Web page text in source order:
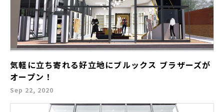
気軽に立ち寄れる好立地にブルックス ブラザーズが
オープン！
Sep 22, 2020